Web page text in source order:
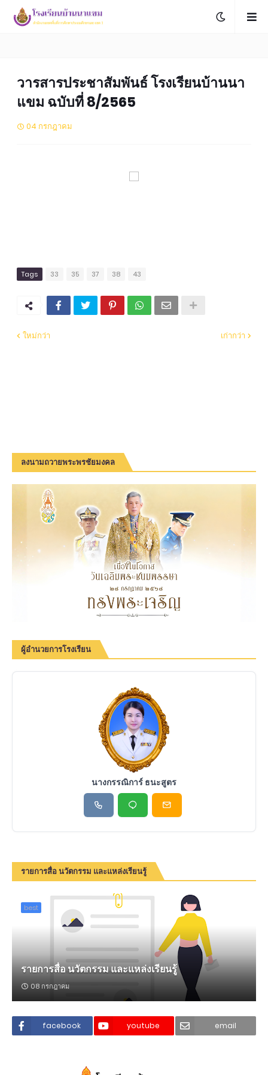
วารสารประชาสัมพันธ์ โรงเรียนบ้านนา
แขม ฉบับที่ 8/2565
04 กรกฎาคม
Tags 33 35 37 38 43
ใหม่กว่า เก่ากว่า
ลงนามถวายพระพรชัยมงคล
ผู้อำนวยการโรงเรียน
นางกรรณิการ์ ธนะสูตร
รายการสื่อ นวัตกรรม และแหล่งเรียนรู้
best
รายการสื่อ นวัตกรรม และแหล่งเรียนรู้
08 กรกฎาคม
facebook youtube email